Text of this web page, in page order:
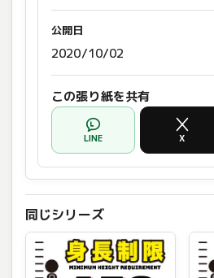
公開日
2020/10/02
この張り紙を共有
LINE X
同じシリーズ